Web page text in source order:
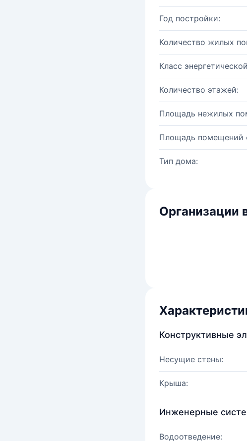
Год постройки:
Количество жилых
Класс
Количество этажей:
Площадь нежилых
Площадь помещений
Тип дома:
Организации
Конструктивные
Несущие стены:
Крыша:
Инженерные
Водоотведение: